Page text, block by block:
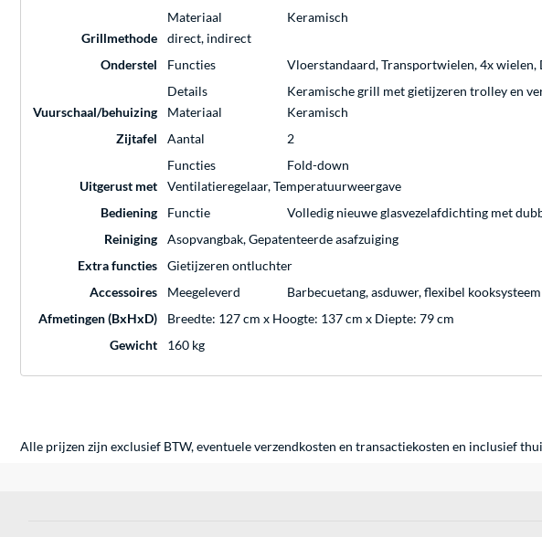
Materiaal
Keramisch
Grillmethode
direct, indirect
Onderstel
Functies
Vloerstandaard, Transportwielen, 4x wielen,
Details
Keramische grill met gietijzeren trolley en
Vuurschaal/behuizing
Materiaal
Keramisch
Zijtafel
Aantal
2
Functies
Fold-down
Uitgerust met
Ventilatieregelaar, Temperatuurweergave
Bediening
Functie
Volledig nieuwe glasvezelafdichting met
Reiniging
Asopvangbak, Gepatenteerde asafzuiging
Extra functies
Gietijzeren ontluchter
Accessoires
Meegeleverd
Barbecuetang, asduwer, flexibel
Afmetingen (BxHxD)
Breedte: 127 cm x Hoogte: 137 cm x Diepte: 79 cm
Gewicht
160 kg
Alle prijzen zijn exclusief BTW, eventuele verzendkosten en transactiekosten en inclusief